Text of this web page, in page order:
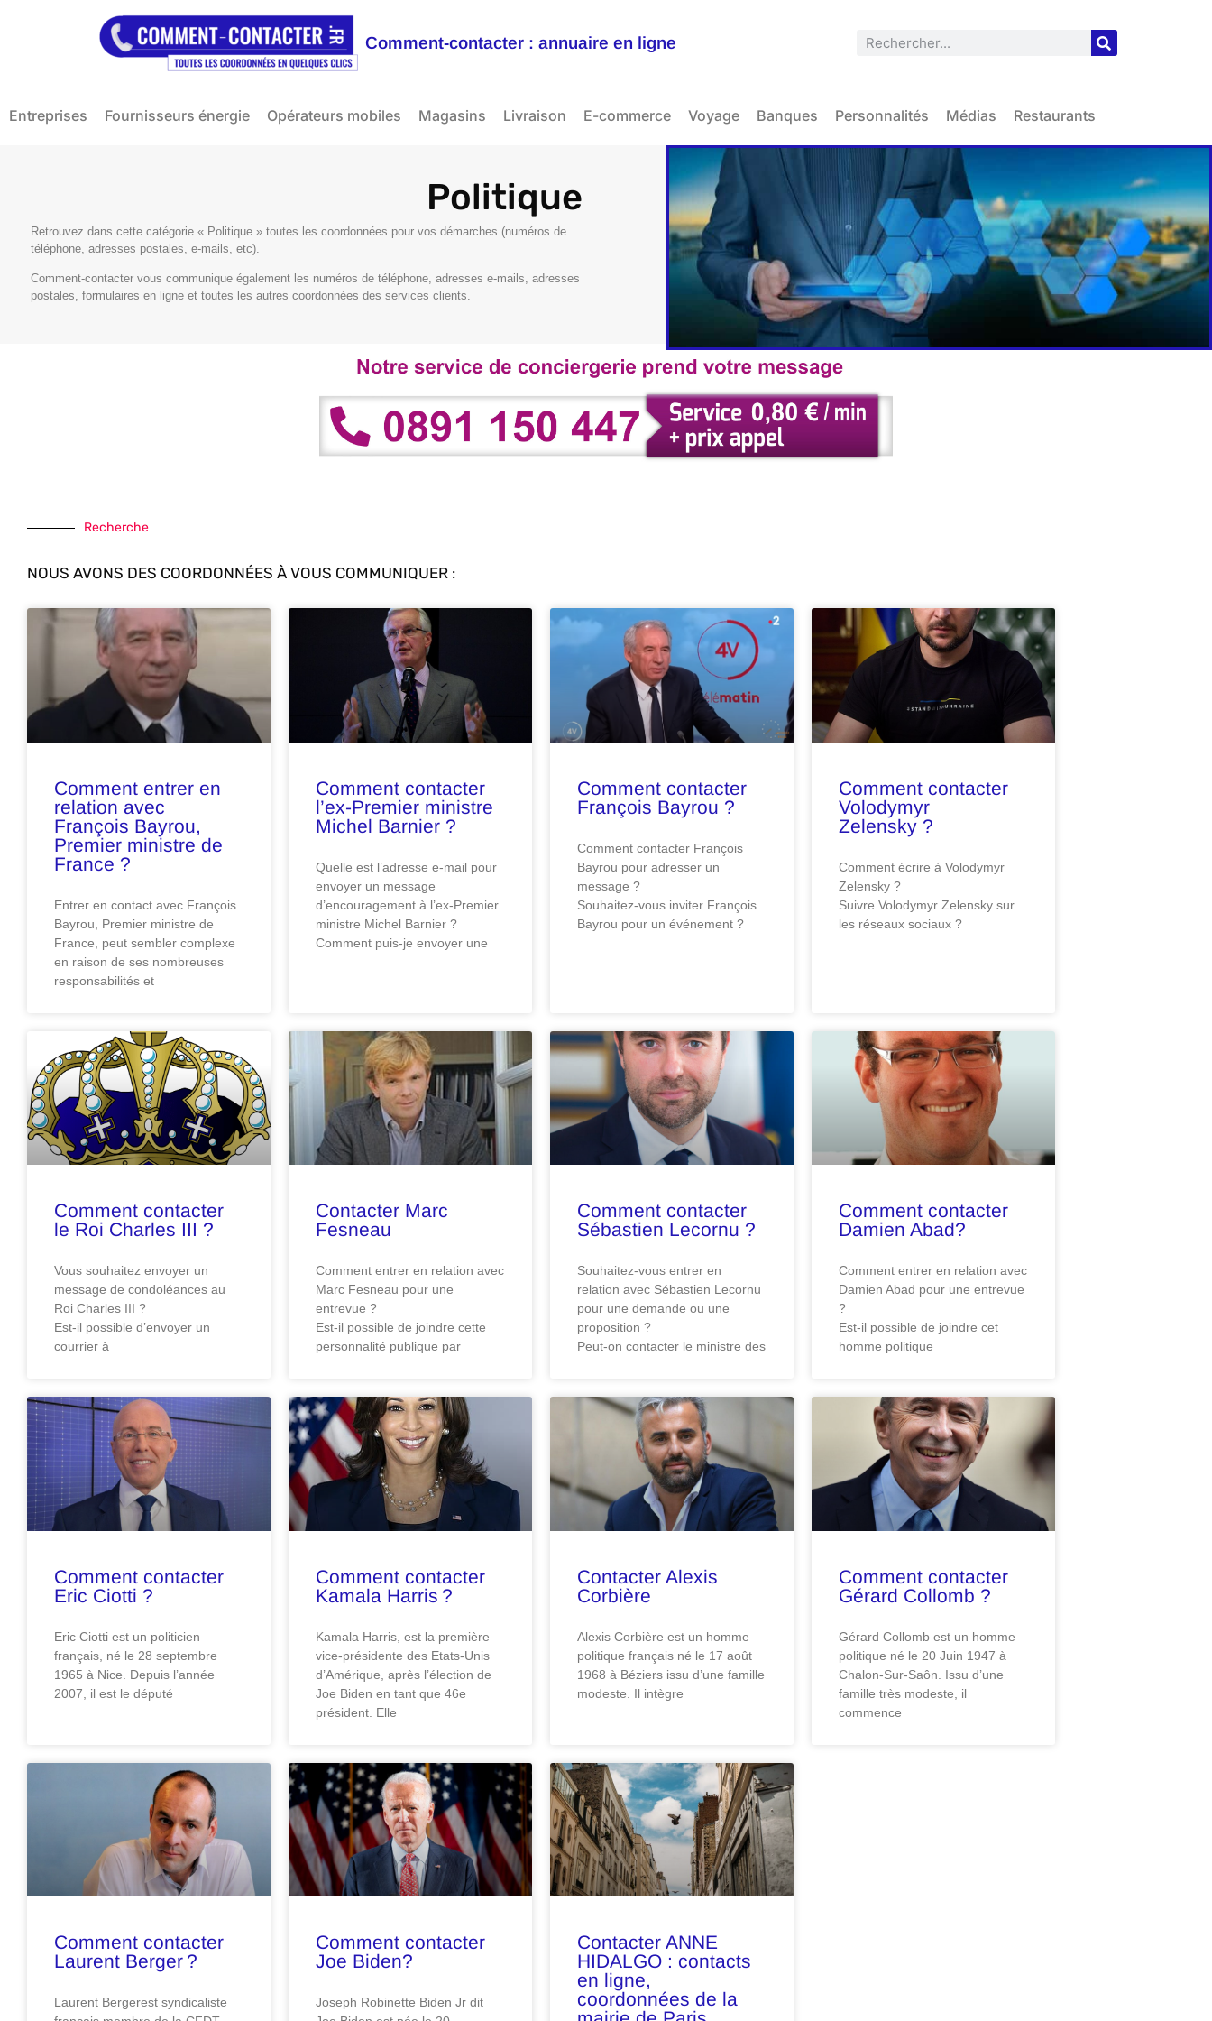
Comment-contacter : annuaire en ligne
Entreprises Fournisseurs énergie Opérateurs mobiles Magasins Livraison E-commerce Voyage Banques Personnalités Médias Restaurants
Politique
Retrouvez dans cette catégorie « Politique » toutes les coordonnées pour vos démarches (numéros de
téléphone, adresses postales, e-mails, etc).
Comment-contacter vous communique également les numéros de téléphone, adresses e-mails, adresses
postales, formulaires en ligne et toutes les autres coordonnées des services clients.
Recherche
NOUS AVONS DES COORDONNÉES À VOUS COMMUNIQUER :
Comment entrer en
relation avec
François Bayrou,
Premier ministre de
France ?
Entrer en contact avec François
Bayrou, Premier ministre de
France, peut sembler complexe
en raison de ses nombreuses
responsabilités et
Comment contacter
l’ex-Premier ministre
Michel Barnier ?
Quelle est l’adresse e-mail pour
envoyer un message
d’encouragement à l’ex-Premier
ministre Michel Barnier ?
Comment puis-je envoyer une
Comment contacter
François Bayrou ?
Comment contacter François
Bayrou pour adresser un
message ?
Souhaitez-vous inviter François
Bayrou pour un événement ?
Comment contacter
Volodymyr
Zelensky ?
Comment écrire à Volodymyr
Zelensky ?
Suivre Volodymyr Zelensky sur
les réseaux sociaux ?
Comment contacter
le Roi Charles III ?
Vous souhaitez envoyer un
message de condoléances au
Roi Charles III ?
Est-il possible d’envoyer un
courrier à
Contacter Marc
Fesneau
Comment entrer en relation avec
Marc Fesneau pour une
entrevue ?
Est-il possible de joindre cette
personnalité publique par
Comment contacter
Sébastien Lecornu ?
Souhaitez-vous entrer en
relation avec Sébastien Lecornu
pour une demande ou une
proposition ?
Peut-on contacter le ministre des
Comment contacter
Damien Abad?
Comment entrer en relation avec
Damien Abad pour une entrevue
?
Est-il possible de joindre cet
homme politique
Comment contacter
Eric Ciotti ?
Eric Ciotti est un politicien
français, né le 28 septembre
1965 à Nice. Depuis l’année
2007, il est le député
Comment contacter
Kamala Harris ?
Kamala Harris, est la première
vice-présidente des Etats-Unis
d’Amérique, après l’élection de
Joe Biden en tant que 46e
président. Elle
Contacter Alexis
Corbière
Alexis Corbière est un homme
politique français né le 17 août
1968 à Béziers issu d’une famille
modeste. Il intègre
Comment contacter
Gérard Collomb ?
Gérard Collomb est un homme
politique né le 20 Juin 1947 à
Chalon-Sur-Saôn. Issu d’une
famille très modeste, il
commence
Comment contacter
Laurent Berger ?
Laurent Bergerest syndicaliste
Comment contacter
Joe Biden?
Joseph Robinette Biden Jr dit
Contacter ANNE
HIDALGO : contacts
en ligne,
coordonnées de la